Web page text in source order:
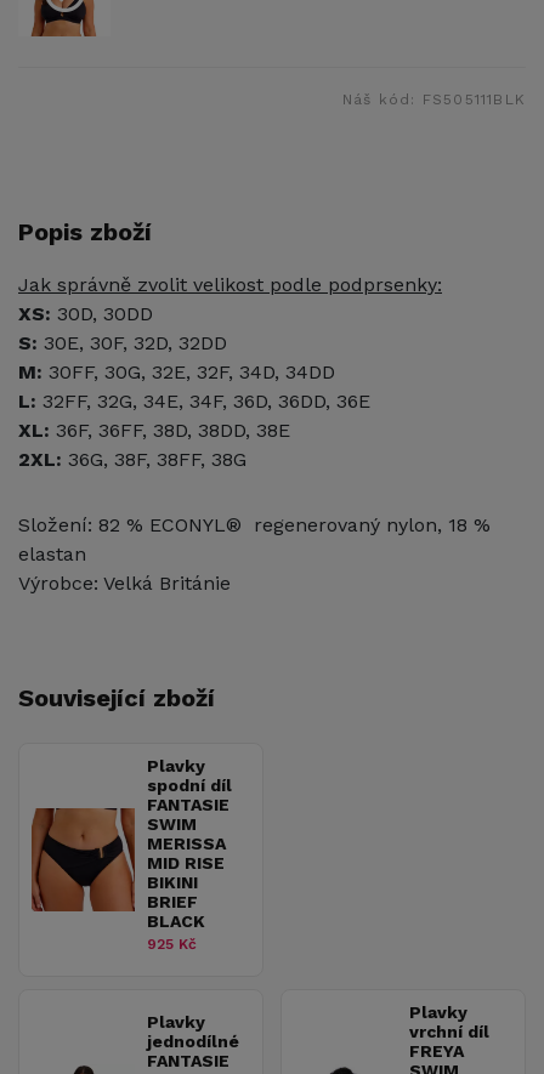
Náš kód: FS505111BLK
Popis zboží
Jak správně zvolit velikost podle podprsenky:
XS: 30D, 30DD
S: 30E, 30F, 32D, 32DD
M: 30FF, 30G, 32E, 32F, 34D, 34DD
L: 32FF, 32G, 34E, 34F, 36D, 36DD, 36E
XL: 36F, 36FF, 38D, 38DD, 38E
2XL: 36G, 38F, 38FF, 38G
Složení: 82 % ECONYL® regenerovaný nylon, 18 %
elastan
Výrobce: Velká Británie
Související zboží
Plavky
spodní díl
FANTASIE
SWIM
MERISSA
MID RISE
BIKINI
BRIEF
BLACK
925 Kč
Plavky
jednodílné
FANTASIE
Plavky
vrchní díl
FREYA